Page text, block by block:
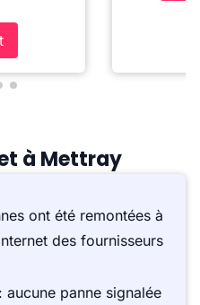
à Mettray
ont été remontées à
des fournisseurs
: aucune panne signalée